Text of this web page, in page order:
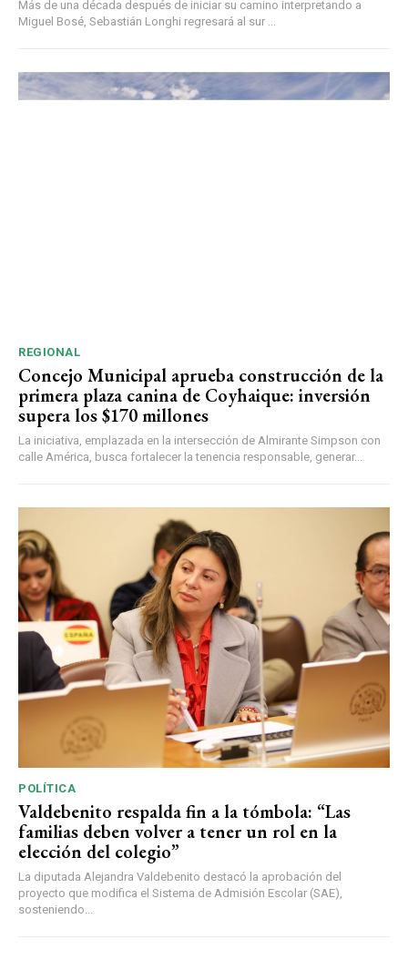
Más de una década después de iniciar su camino interpretando a
Miguel Bosé, Sebastián Longhi regresará al sur ...
REGIONAL
Concejo Municipal aprueba construcción de la
primera plaza canina de Coyhaique: inversión
supera los $170 millones
La iniciativa, emplazada en la intersección de Almirante Simpson con
calle América, busca fortalecer la tenencia responsable, generar...
POLÍTICA
Valdebenito respalda fin a la tómbola: “Las
familias deben volver a tener un rol en la
elección del colegio”
La diputada Alejandra Valdebenito destacó la aprobación del
proyecto que modifica el Sistema de Admisión Escolar (SAE),
sosteniendo...